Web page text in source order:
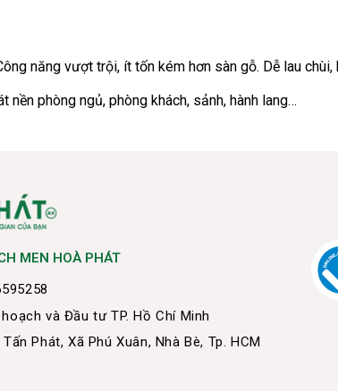
năng vượt trội, ít tốn kém hơn sàn gỗ. Dễ lau
nền phòng ngủ, phòng khách, sảnh, hành lang…
MEN HOÀ PHÁT
và Đầu tư TP. Hồ Chí Minh
Phát, Xã Phú Xuân, Nhà Bè, Tp. HCM